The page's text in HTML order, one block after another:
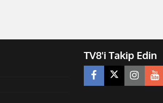
TV8'i Takip Edin